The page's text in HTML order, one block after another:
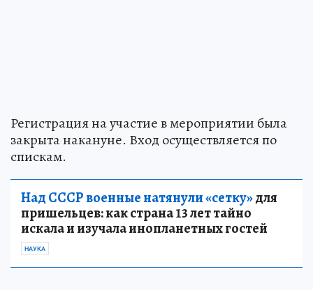
Регистрация на участие в мероприятии была
закрыта накануне. Вход осуществляется по
спискам.
Над СССР военные натянули «сетку»для
пришельцев: как страна 13 лет тайно
искала и изучала инопланетных гостей
НАУКА